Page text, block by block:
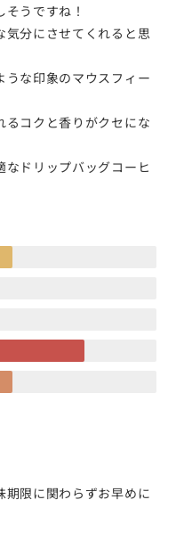
うですね！
気分にさせてくれると思
な印象のマウスフィー
コクと香りがクセにな
ドリップバッグコーヒ
限に関わらずお早めに